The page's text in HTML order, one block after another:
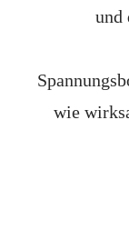
und
wie